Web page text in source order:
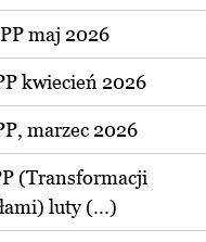
maj 2026
kwiecień 2026
marzec 2026
(Transformacji
luty (...)